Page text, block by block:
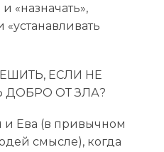
«назначать»,
ЕСЛИ НЕ
ОТ ЗЛА?
Ева (в привычном
смысле), когда